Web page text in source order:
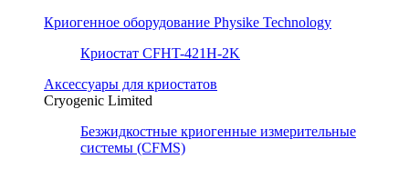
Криогенное оборудование Physike Technology
Криостат CFHT-421H-2K
Аксессуары для криостатов
Cryogenic Limited
Безжидкостные криогенные измерительные
системы (CFMS)